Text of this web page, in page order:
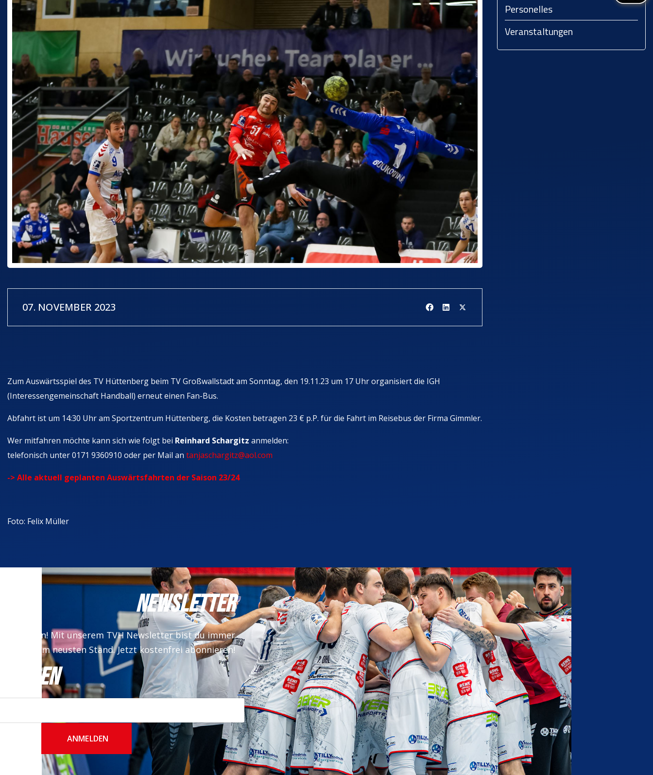
07. NOVEMBER 2023
Zum Auswärtsspiel des TV Hüttenberg beim TV Großwallstadt am Sonntag, den 19.11.23 um 17 Uhr organisiert die IGH
(Interessengemeinschaft Handball) erneut einen Fan-Bus.
Abfahrt ist um 14:30 Uhr am Sportzentrum Hüttenberg, die Kosten betragen 23 € p.P. für die Fahrt im Reisebus der Firma Gimmler.
Wer mitfahren möchte kann sich wie folgt bei Reinhard Schargitz anmelden:
telefonisch unter 0171 9360910 oder per Mail an tanjaschargitz@aol.com
-> Alle aktuell geplanten Auswärtsfahrten der Saison 23/24
Foto: Felix Müller
NEWSLETTER
verpassen! Mit unserem TVH Newsletter bist du immer
auf dem neusten Stand. Jetzt kostenfrei abonnieren!
ANMELDEN
Personelles
Veranstaltungen